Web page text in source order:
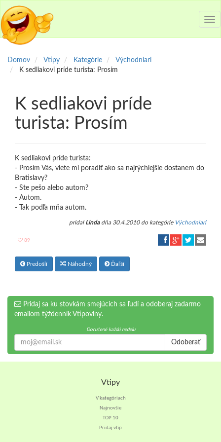
Domov Vtipy Kategórie
Východniari
K sedliakovi príde turista: Prosím
K sedliakovi príde
turista: Prosím
K sedliakovi príde turista:
- Prosím Vás, viete mi poradiť ako sa najrýchlejšie dostanem do
Bratislavy?
- Ste pešo alebo autom?
- Autom.
- Tak podľa mňa autom.
pridal Lindadňa 30.4.2010 do kategórie Východniari
89
Predošlí Náhodný Ďaľší
Pridaj sa ku stovkám smejúcich sa ľudí a odoberaj zadarmo
emailom týždenník Vtipoviny.
Doručené každú nedeľu
Odoberať
Vtipy
V kategóriach
Najnovšie
TOP 10
Pridaj vtip